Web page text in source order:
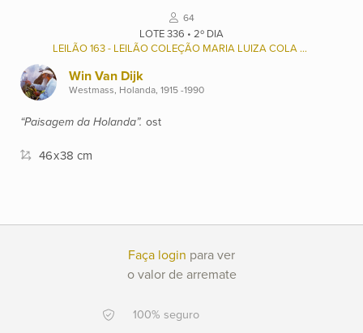
catálogo
Leilões
Moeda:
Ajuda?
64
LOTE 336 • 2º DIA
LEILÃO 163 - LEILÃO COLEÇÃO MARIA LUIZA COLA GAZOLA (1922/2018), E OUTROS.
Win Van Dijk
Westmass, Holanda, 1915 -1990
“Paisagem da Holanda”. ost
46x38 cm
Faça login para ver
o valor de arremate
100% seguro